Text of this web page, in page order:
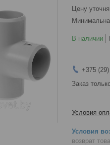
Цену
В наличии
+375
Заказ
Условия
возврат